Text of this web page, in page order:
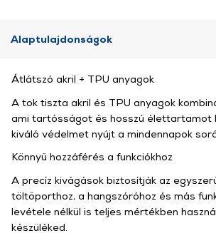
Alaptulajdonságok
Átlátszó akril + TPU anyagok
A tok tiszta akril és TPU anyagok
ami tartósságot és hosszú élettartamot
kiváló védelmet nyújt a mindennapok
Könnyű hozzáférés a funkciókhoz
A precíz kivágások biztosítják az
töltőporthoz, a hangszóróhoz és más
levétele nélkül is teljes mértékben
készüléked.